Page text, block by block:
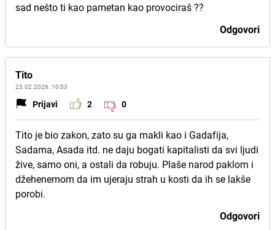
sad nešto ti kao pametan kao provociraš ??
Odgovori
Tito
23.02.2026. 10:03
Prijavi 2 0
Tito je bio zakon, zato su ga makli kao i Gadafija,
Sadama, Asada itd. ne daju bogati kapitalisti da svi ljudi
žive, samo oni, a ostali da robuju. Plaše narod paklom i
džehenemom da im ujeraju strah u kosti da ih se lakše
porobi.
Odgovori